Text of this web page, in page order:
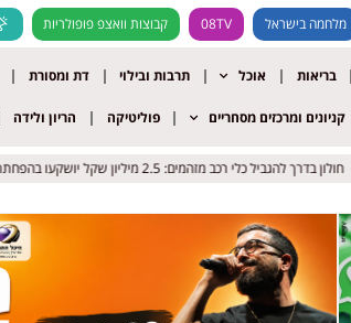
מלחמה בישראל 08TV קבוצות וואצפ פופולריות
בריאות אוכל תרבות ובילוי דת ומסורת
קניונים ומרכזים מסחריים פוליטיקה הריון ולידה
חולון בדרך להגביל כלי רכב מזהמים: 2.5 מיליון שקל יושקעו בהפחתת זיהום האוויר
חולון בדרך להגביל כלי רכב מזהמים: 2.5 מיליון שקל יושקעו בהפחתת זיהום האוויר